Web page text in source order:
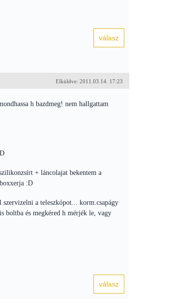
Elküldve: 2011.03.14. 17:23
h bazdmeg! nem hallgattam
+ láncolajat bekentem a
:D
a teleszkópot... korm.csapágy
boltba és megkéred h mérjék le, vagy